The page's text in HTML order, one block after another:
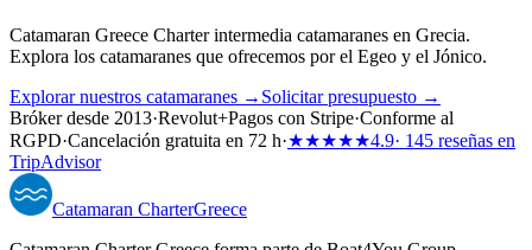
Catamaran Greece Charter intermedia catamaranes en Grecia.
Explora los catamaranes que ofrecemos por el Egeo y el Jónico.
Explorar nuestros catamaranes → Solicitar presupuesto →
Bróker desde 2013·Revolut+Pagos con Stripe·Conforme al
RGPD·Cancelación gratuita en 72 h·★★★★★4.9· 145 reseñas en
TripAdvisor
Catamaran CharterGreece